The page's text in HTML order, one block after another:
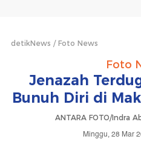
detikNews Foto News
Foto
Jenazah
Bunuh Diri di
ANTARA FOTO/Indra
Minggu, 28 Mar